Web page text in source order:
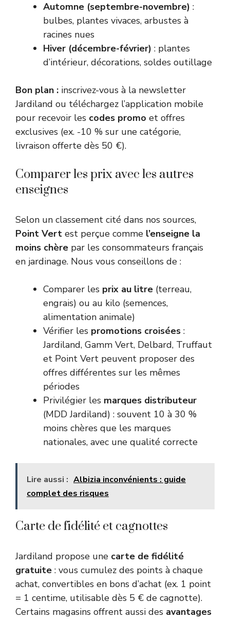
Automne (septembre-novembre) :
bulbes, plantes vivaces, arbustes à
racines nues
Hiver (décembre-février) : plantes
d’intérieur, décorations, soldes outillage
Bon plan : inscrivez-vous à la newsletter
Jardiland ou téléchargez l’application mobile
pour recevoir les codes promo et offres
exclusives (ex. -10 % sur une catégorie,
livraison offerte dès 50 €).
Comparer les prix avec les autres
enseignes
Selon un classement cité dans nos sources,
Point Vert est perçue comme l’enseigne la
moins chère par les consommateurs français
en jardinage. Nous vous conseillons de :
Comparer les prix au litre (terreau,
engrais) ou au kilo (semences,
alimentation animale)
Vérifier les promotions croisées :
Jardiland, Gamm Vert, Delbard, Truffaut
et Point Vert peuvent proposer des
offres différentes sur les mêmes
périodes
Privilégier les marques distributeur
(MDD Jardiland) : souvent 10 à 30 %
moins chères que les marques
nationales, avec une qualité correcte
Lire aussi : Albizia inconvénients : guide
complet des risques
Carte de fidélité et cagnottes
Jardiland propose une carte de fidélité
gratuite : vous cumulez des points à chaque
achat, convertibles en bons d’achat (ex. 1 point
= 1 centime, utilisable dès 5 € de cagnotte).
Certains magasins offrent aussi des avantages